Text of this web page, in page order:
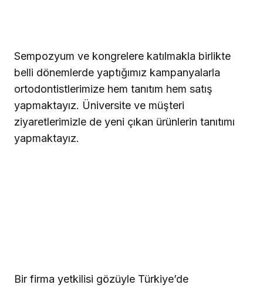
Sempozyum ve kongrelere katılmakla birlikte
belli dönemlerde yaptığımız kampanyalarla
ortodontistlerimize hem tanıtım hem satış
yapmaktayız. Üniversite ve müşteri
ziyaretlerimizle de yeni çıkan ürünlerin tanıtımı
yapmaktayız.
Bir firma yetkilisi gözüyle Türkiye’de